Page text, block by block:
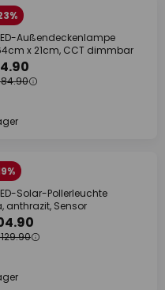
Außendeckenlampe
x 21cm, CCT dimmbar
84.90
Solar-Pollerleuchte
anthrazit, Sensor